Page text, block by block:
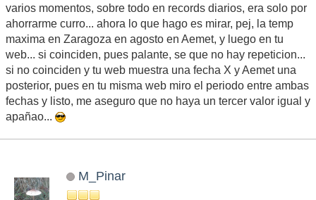
varios momentos, sobre todo en records diarios, era solo por
ahorrarme curro... ahora lo que hago es mirar, pej, la temp
maxima en Zaragoza en agosto en Aemet, y luego en tu
web... si coinciden, pues palante, se que no hay repeticion...
si no coinciden y tu web muestra una fecha X y Aemet una
posterior, pues en tu misma web miro el periodo entre ambas
fechas y listo, me aseguro que no haya un tercer valor igual y
apañao...
M_Pinar